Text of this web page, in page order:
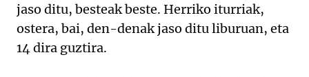
jaso ditu, besteak beste. Herriko iturriak,
ostera, bai, den-denak jaso ditu liburuan, eta
14 dira guztira.